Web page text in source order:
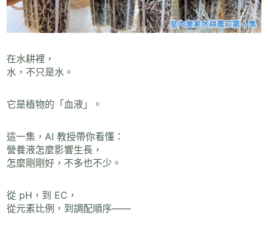
在水耕裡，
水，不只是水。
它是植物的「血液」。
這一集，AI 教授帶你看懂：
營養液怎麼影響生長，
怎麼剛剛好，不多也不少。
從 pH，到 EC，
從元素比例，到調配順序——